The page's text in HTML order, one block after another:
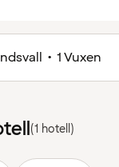
• 1 Vuxen
(1 hotell)